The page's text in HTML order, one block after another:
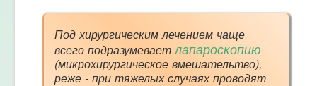
Под хирургическим лечением чаще
всего подразумеваетлапароскопию
(микрохирургическое вмешательтво),
реже - при тяжелых случаях проводят